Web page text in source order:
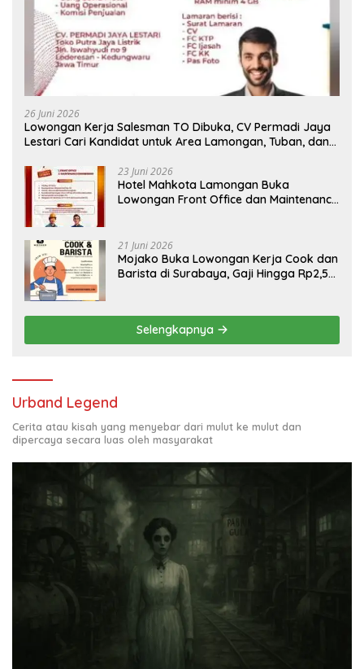
26 Juni 2026
Lowongan Kerja Salesman TO Dibuka, CV Permadi Jaya
Lestari Cari Kandidat untuk Area Lamongan, Tuban, dan
23 Juni 2026
Hotel Mahkota Lamongan Buka
Lowongan Front Office dan Maintenance
21 Juni 2026
Mojako Buka Lowongan Kerja Cook dan
Barista di Surabaya, Gaji Hingga Rp2,5
Selengkapnya
Urband Legend
Cerita atau kisah yang menyebar dari mulut ke mulut dan
dipercaya secara luas oleh masyarakat